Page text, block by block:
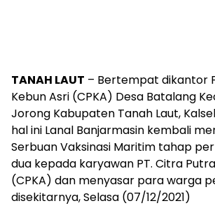
TANAH LAUT – Bertempat dikantor
Kebun Asri (CPKA) Desa Batalang
Jorong Kabupaten Tanah Laut,
hal ini Lanal Banjarmasin kembali
Serbuan Vaksinasi Maritim tahap
dua kepada karyawan PT. Citra
(CPKA) dan menyasar para warga
disekitarnya, Selasa (07/12/2021)